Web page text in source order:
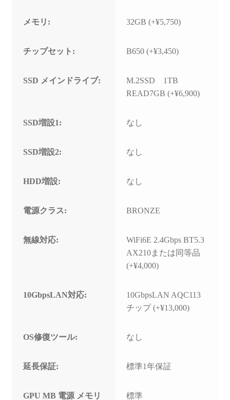
メモリ: 32GB (+¥5,750)
チップセット: B650 (+¥3,450)
SSD メインドライブ:
M.2SSD 1TB
READ7GB (+¥6,900)
SSD増設1: なし
SSD増設2: なし
HDD増設: なし
電源クラス: BRONZE
無線対応:
WiFi6E 2.4Gbps BT5.3
AX210または同等品
(+¥4,000)
10GbpsLAN対応:
10GbpsLAN AQC113
チップ (+¥13,000)
OS修復ツール: なし
延長保証: 標準1年保証
GPU MB 電源 メモリ
標準